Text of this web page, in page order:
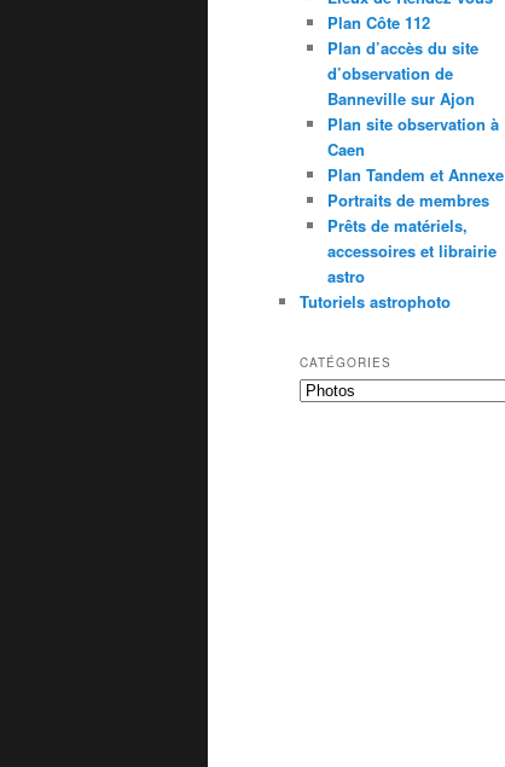
Plan Côte 112
Plan d’accès du site
d’observation de
Banneville sur Ajon
Plan site observation à
Caen
Plan Tandem et Annexe
Portraits de membres
Prêts de matériels,
accessoires et librairie
astro
Tutoriels astrophoto
CATÉGORIES
Catégories